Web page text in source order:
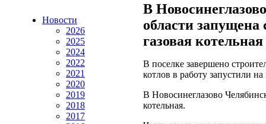
Новости
2026
2025
2024
2022
2021
2020
2019
2018
2017
В
области запущена
газовая котельная
В поселке завершено
котлов в работу запустили
В Новосинеглазово
котельная.